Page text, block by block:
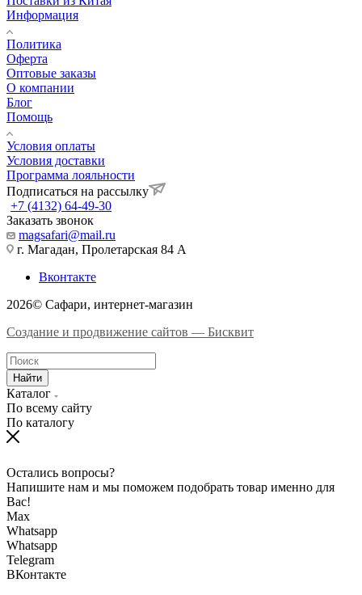
Информация
Политика
Оферта
Оптовые заказы
О компании
Блог
Помощь
Условия оплаты
Условия доставки
Программа лояльности
Подписаться на рассылку
+7 (4132) 64-49-30
Заказать звонок
magsafari@mail.ru
г. Магадан, Пролетарская 84 А
Вконтакте
2026© Сафари, интернет-магазин
Создание и продвижение сайтов — Бисквит
Найти
Каталог
По всему сайту
По каталогу
Остались вопросы?
Напишите нам и мы поможем подобрать товар именно для
Вас!
Max
Whatsapp
Whatsapp
Telegram
ВКонтакте